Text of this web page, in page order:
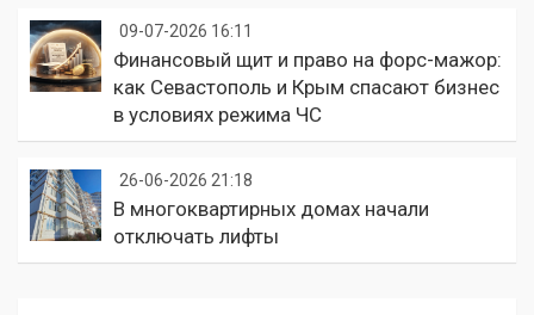
09-07-2026 16:11
Финансовый щит и право на форс-мажор:
как Севастополь и Крым спасают бизнес
в условиях режима ЧС
26-06-2026 21:18
В многоквартирных домах начали
отключать лифты